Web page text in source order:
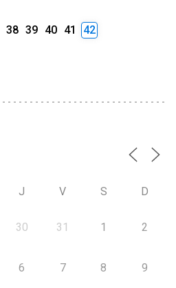
38 39 40 41 42
J V S D
30 31 1 2
6 7 8 9